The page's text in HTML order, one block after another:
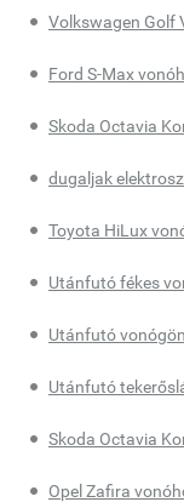
Volkswagen Golf
Ford S-Max
Skoda Octavia
dugaljak
Toyota HiLux
Utánfutó fékes
Utánfutó
Utánfutó
Skoda Octavia
Opel Zafira